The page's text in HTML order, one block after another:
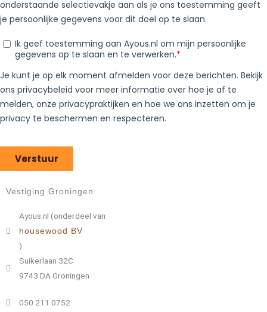
Vestiging Groningen
Ayous.nl (onderdeel van
housewood BV
)
Suikerlaan 32C
9743 DA Groningen
050 211 0752